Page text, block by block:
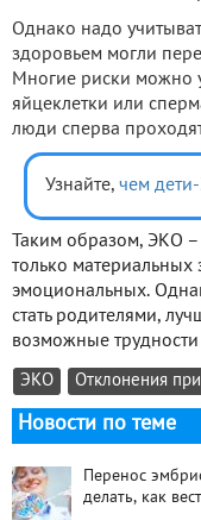
Однако надо
здоровьем могли
Многие риски можно
яйцеклетки или
люди сперва
Узнайте, чем
Таким образом, ЭКО
только материальных
эмоциональных.
стать родителями,
возможные трудности
ЭКО Отклонения
Новости по теме
Перенос
делать, как